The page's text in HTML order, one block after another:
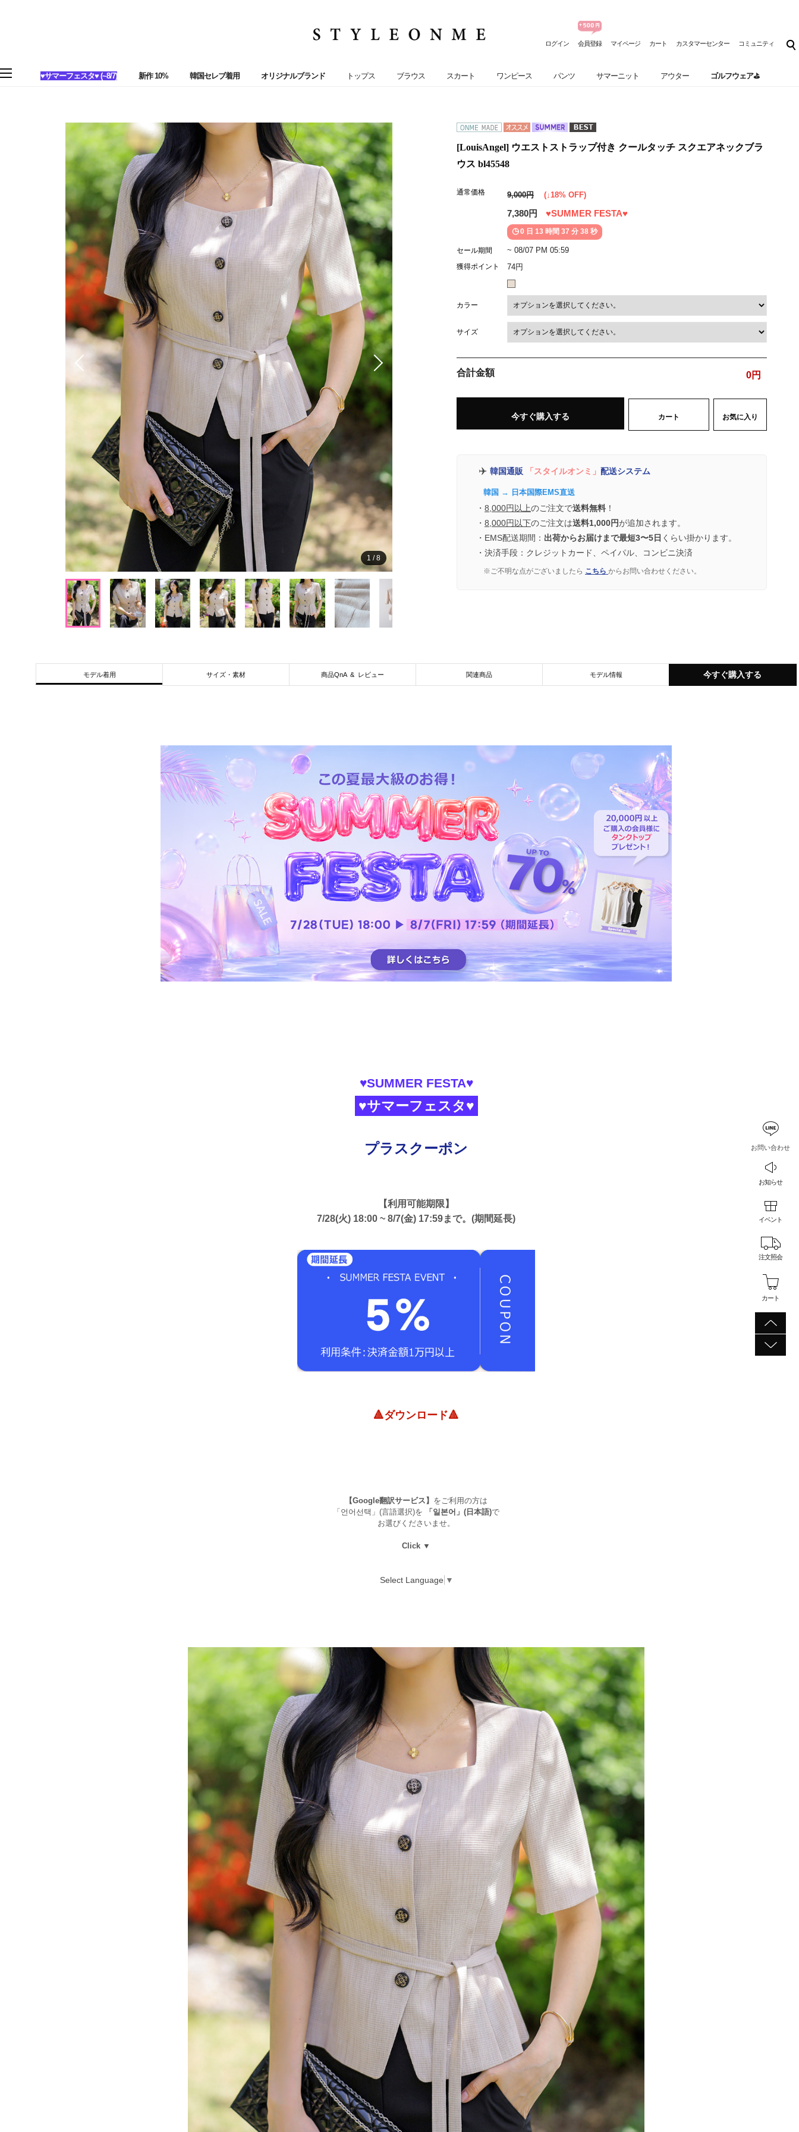
ログイン 会員登録 マイページ カート カスタマーセンター コミュニティ
♥サマーフェスタ♥ (~8/7) 新作 10% 韓国セレブ着用 オリジナルブランド トップス ブラウス スカート ワンピース パンツ サマーニット アウター ゴルフウェア⛳
お問い合わせ
お知らせ
イベント
注文照会
カート
1 /8
[LouisAngel] ウエストストラップ付き クールタッチ スクエアネックブラ
ウス bl45548
通常価格 9,000円 (↓18% OFF)
7,380円 ♥SUMMER FESTA♥
0 日 13 時間 37 分 36 秒
セール期間 ~ 08/07 PM 05:59
獲得ポイント 74円
カラー
サイズ
合計金額 0円
今すぐ購入する カート お気に入り
✈️ 韓国通販 「スタイルオンミ」 配送システム
韓国 → 日本国際EMS直送
・ 8,000円以上のご注文で送料無料 ！
・ 8,000円以下のご注文は送料1,000円が追加されます。
・EMS配送期間： 出荷からお届けまで最短3〜5日 くらい掛かります。
・決済手段：クレジットカード、ペイパル、コンビニ決済
※ご不明な点がございましたら こちら からお問い合わせください。
モデル着用 サイズ・素材 商品QnA & レビュー 関連商品 モデル情報 今すぐ購入する
♥SUMMER FESTA♥
♥サマーフェスタ♥
プラスクーポン
【利用可能期限】
7/28(火) 18:00 ~ 8/7(金) 17:59まで。(期間延長)
🔺ダウンロード🔺
【Google翻訳サービス】 をご利用の方は
「언어선택」(言語選択)を
「일본어」(日本語)で
お選びくださいませ。
Click ▼
Select Language ▼